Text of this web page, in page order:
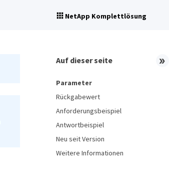
NetApp Komplettlösung
Auf dieser seite
Parameter
Rückgabewert
Anforderungsbeispiel
Antwortbeispiel
Neu seit Version
Weitere Informationen